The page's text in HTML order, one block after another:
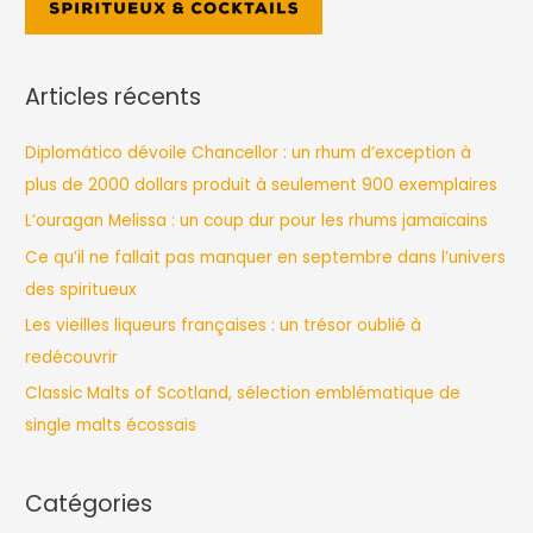
Articles récents
Diplomático dévoile Chancellor : un rhum d’exception à
plus de 2000 dollars produit à seulement 900 exemplaires
L’ouragan Melissa : un coup dur pour les rhums jamaïcains
Ce qu’il ne fallait pas manquer en septembre dans l’univers
des spiritueux
Les vieilles liqueurs françaises : un trésor oublié à
redécouvrir
Classic Malts of Scotland, sélection emblématique de
single malts écossais
Catégories